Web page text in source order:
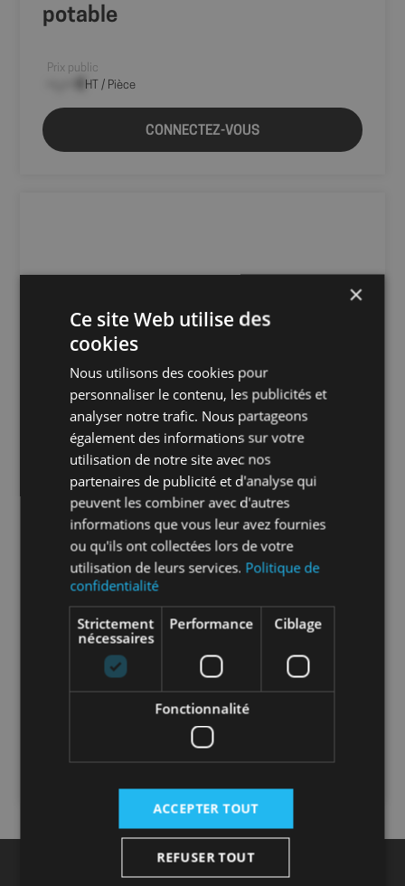
potable
Prix public
HT / Pièce
CONNECTEZ-VOUS
SUR MESURE
Tube PE100 AEP NF114 lignes
bleues eau potable
Prix public
CONNECTEZ-VOUS
INSCRIVEZ-VOUS À NOTRE NEWSLETTER
×
Ce site Web utilise des
cookies
Nous utilisons des cookies pour
personnaliser le contenu, les publicités et
analyser notre trafic. Nous partageons
également des informations sur votre
utilisation de notre site avec nos
partenaires de publicité et d'analyse qui
peuvent les combiner avec d'autres
informations que vous leur avez fournies
ou qu'ils ont collectées lors de votre
utilisation de leurs services. Politique de
confidentialité
Strictement
nécessaires
Performance Ciblage
Fonctionnalité
ACCEPTER TOUT
REFUSER TOUT